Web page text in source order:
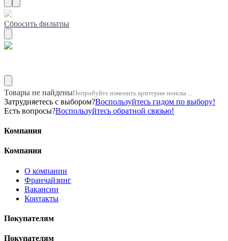
Сбросить фильтры
Товары не найденыПопробуйте изменить критерии поиска ...
Затрудняетесь с выбором?Воспользуйтесь гидом по выбору!
Есть вопросы?Воспользуйтесь обратной связью!
Компания
Компания
О компании
Франчайзинг
Вакансии
Контакты
Покупателям
Покупателям